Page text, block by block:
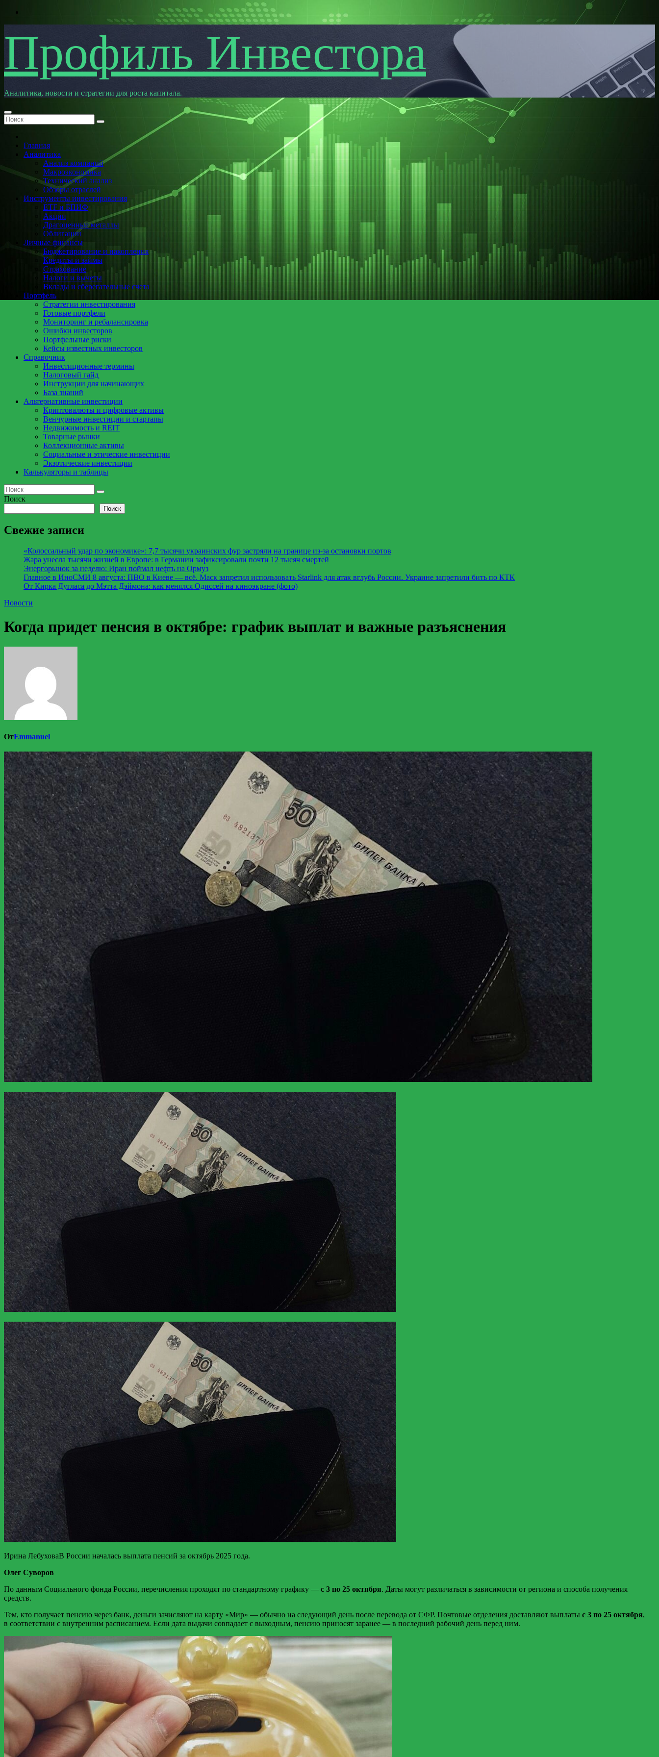
Перейти
Профиль Инвестора
Аналитика, новости и стратегии для роста капитала.
Главная
Аналитика
Анализ компаний
Макроэкономика
Технический анализ
Обзоры отраслей
Инструменты инвестирования
ETF и БПИФ
Акции
Драгоценные металлы
Облигации
Личные финансы
Бюджетирование и накопления
Кредиты и займы
Страхование
Налоги и вычеты
Вклады и сберегательные счета
Портфель
Стратегии инвестирования
Готовые портфели
Мониторинг и ребалансировка
Ошибки инвесторов
Портфельные риски
Кейсы известных инвесторов
Справочник
Инвестиционные термины
Налоговый гайд
Инструкции для начинающих
База знаний
Альтернативные инвестиции
Криптовалюты и цифровые активы
Венчурные инвестиции и стартапы
Недвижимость и REIT
Товарные рынки
Коллекционные активы
Социальные и этические инвестиции
Экзотические инвестиции
Калькуляторы и таблицы
Поиск
Поиск
Свежие записи
«Колоссальный удар по экономике»: 7,7 тысячи украинских фур застряли на границе из-за остановки портов
Жара унесла тысячи жизней в Европе: в Германии зафиксировали почти 12 тысяч смертей
Энергорынок за неделю: Иран поймал нефть на Ормуз
Главное в ИноСМИ 8 августа: ПВО в Киеве — всё. Маск запретил использовать Starlink для атак вглубь России. Украине запретили бить по КТК
От Кирка Дугласа до Мэтта Дэймона: как менялся Одиссей на киноэкране (фото)
Новости
Когда придет пенсия в октябре: график выплат и важные разъяснения
ОтEmmanuel
Ирина ЛебуховаВ России началась выплата пенсий за октябрь 2025 года.
Олег Суворов
По данным Социального фонда России, перечисления проходят по стандартному графику — с 3 по 25 октября. Даты могут различаться в зависимости от региона и способа получения
средств.
Тем, кто получает пенсию через банк, деньги зачисляют на карту «Мир» — обычно на следующий день после перевода от СФР. Почтовые отделения доставляют выплаты с 3 по 25 октября,
в соответствии с внутренним расписанием. Если дата выдачи совпадает с выходным, пенсию приносят заранее — в последний рабочий день перед ним.